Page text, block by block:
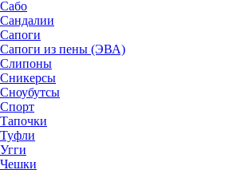
Сабо
Сандалии
Сапоги
Сапоги из пены (ЭВА)
Слипоны
Сникерсы
Сноубутсы
Спорт
Тапочки
Туфли
Угги
Чешки